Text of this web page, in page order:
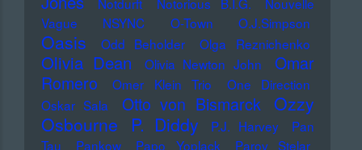
Notdurft Notorious B.I.G.
Nouvelle
Vague
NSYNC O-Town O.J.Simpson
Oasis Odd Beholder Olga Reznichenko
Olivia Dean Olivia Newton John
Omar
Romero
Omer Klein Trio
One Direction
Oskar Sala
Otto von Bismarck Ozzy
Osbourne
P. Diddy P.J. Harvey
Pan
Tau
Pankow Papo Yoplack
Parov Stelar